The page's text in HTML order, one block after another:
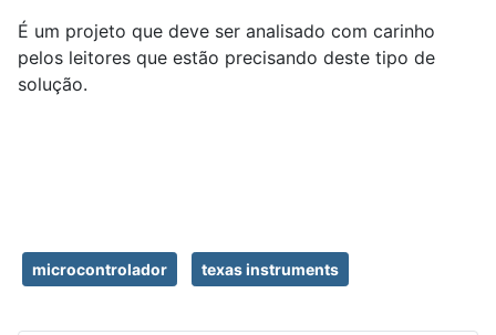
É um projeto que deve ser analisado com carinho
pelos leitores que estão precisando deste tipo de
solução.
microcontrolador texas instruments